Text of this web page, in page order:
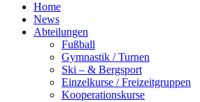
Home
News
Abteilungen
Fußball
Gymnastik / Turnen
Ski – & Bergsport
Einzelkurse / Freizeitgruppen
Kooperationskurse